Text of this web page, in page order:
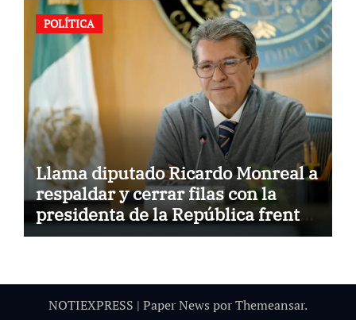
POLÍTICA
Llama diputado Ricardo Monreal a
respaldar y cerrar filas con la
presidenta de la República frente
a la hostilidad de políticas del
NOTIEXPRESS | Paper News porThemeansar.